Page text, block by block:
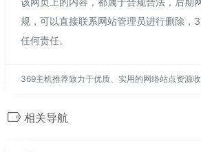
规，可以直接联系网站管理员进行删除，
任何责任。
369主机推荐致力于优质、实用的网络站点资源收
相关导航